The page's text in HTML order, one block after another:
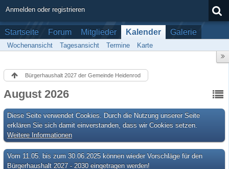
Anmelden oder registrieren
Startseite Forum Mitglieder Kalender Galerie
Wochenansicht Tagesansicht Termine Karte
Bürgerhaushalt 2027 der Gemeinde Heidenrod
August 2026
Diese Seite verwendet Cookies. Durch die Nutzung unserer Seite
erklären Sie sich damit einverstanden, dass wir Cookies setzen.
Weitere Informationen
Vom 11.05. bis zum 30.06.2025 können wieder Vorschläge für den
Bürgerhaushalt 2027 - 2030 eingetragen werden!